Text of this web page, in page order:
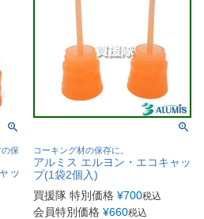
の保
ッ
コーキング材の保存に。
アルミス エルヨン・エコキャッ
プ(1袋2個入)
買援隊 特別価格 ¥700税込
会員特別価格 ¥660税込